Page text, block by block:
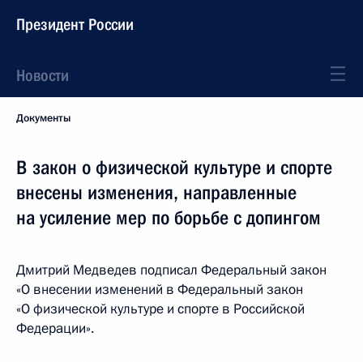
Президент России
Новости
Документы
В закон о физической культуре и спорте
внесены изменения, направленные
на усиление мер по борьбе с допингом
Дмитрий Медведев подписал Федеральный закон
«О внесении изменений в Федеральный закон
«О физической культуре и спорте в Российской
Федерации».